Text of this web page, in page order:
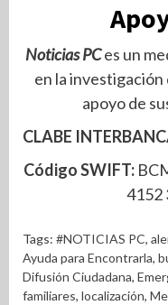
Noticias PCes un
en la
apoyo de
CLABE
Código SWIFT:
4152
Tags: #NOTICIAS PC,
Ayuda para Encontrarla,
Difusión Ciudadana,
familiares, localización,